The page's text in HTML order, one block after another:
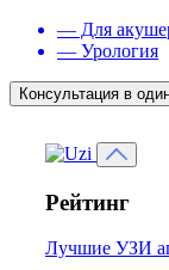
— Для
— Урология
Консультация в
Рейтинг
Лучшие УЗИ